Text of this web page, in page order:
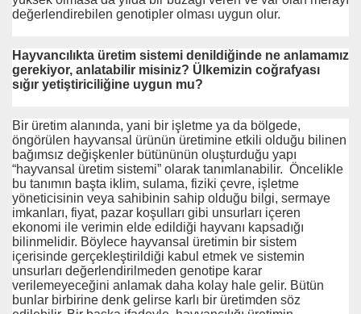
değerlendirebilen genotipler olması uygun olur.
Hayvancılıkta üretim sistemi denildiğinde ne anlamamız
gerekiyor, anlatabilir misiniz? Ülkemizin coğrafyası
sığır yetiştiriciliğine uygun mu?
Bir üretim alanında, yani bir işletme ya da bölgede,
öngörülen hayvansal ürünün üretimine etkili olduğu bilinen
bağımsız değişkenler bütününün oluşturduğu yapı
“hayvansal üretim sistemi” olarak tanımlanabilir. Öncelikle
bu tanımın başta iklim, sulama, fiziki çevre, işletme
yöneticisinin veya sahibinin sahip olduğu bilgi, sermaye
imkanları, fiyat, pazar koşulları gibi unsurları içeren
ekonomi ile verimin elde edildiği hayvanı kapsadığı
bilinmelidir. Böylece hayvansal üretimin bir sistem
içerisinde gerçekleştirildiği kabul etmek ve sistemin
unsurları değerlendirilmeden genotipe karar
verilemeyeceğini anlamak daha kolay hale gelir. Bütün
bunlar birbirine denk gelirse karlı bir üretimden söz